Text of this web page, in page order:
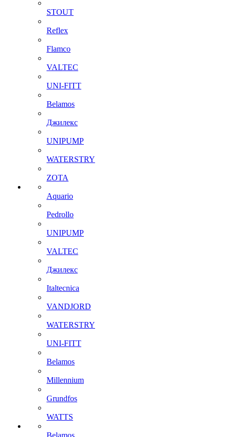
STOUT
Reflex
Flamco
VALTEC
UNI-FITT
Belamos
Джилекс
UNIPUMP
WATERSTRY
ZOTA
Aquario
Pedrollo
UNIPUMP
VALTEC
Джилекс
Italtecnica
VANDJORD
WATERSTRY
UNI-FITT
Belamos
Millennium
Grundfos
WATTS
Belamos